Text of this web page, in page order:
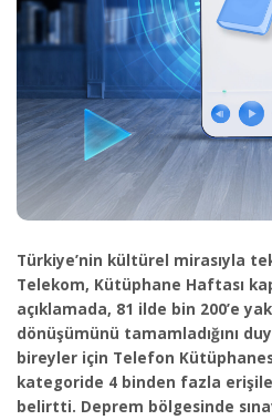
Türkiye’nin kültürel mirasıyla
Telekom, Kütüphane Haftası
açıklamada, 81 ilde bin 200’e
dönüşümünü tamamladığını
bireyler için Telefon
kategoride 4 binden fazla
belirtti. Deprem bölgesinde